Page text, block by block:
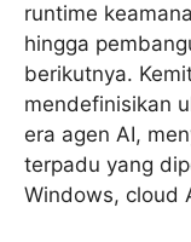
runtime
hingga
berikutnya.
mendefinisikan
era agen AI,
terpadu yang
Windows, cloud